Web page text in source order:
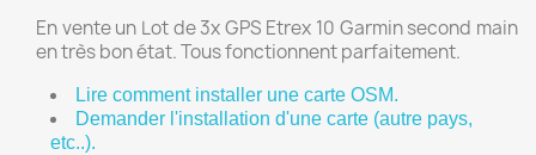
En vente un Lot de 3x GPS Etrex 10 Garmin second main
en très bon état. Tous fonctionnent parfaitement.
Lire comment installer une carte OSM.
Demander l'installation d'une carte (autre pays,
etc..).